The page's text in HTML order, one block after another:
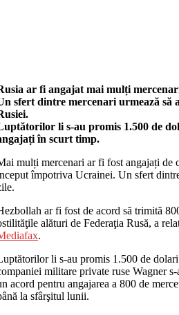
ar fi angajat mai mulți
sfert dintre mercenari urmează să
li s-au promis 1.500 de
în scurt timp.
mulți mercenari ar fi fost angajați de
împotriva Ucrainei. Un sfert
ar fi fost de acord să trimită
alături de Federaţia Rusă, a
.
li s-au promis 1.500 de
militare private ruse Wagner
acord pentru angajarea a 800 de
la sfârşitul lunii.